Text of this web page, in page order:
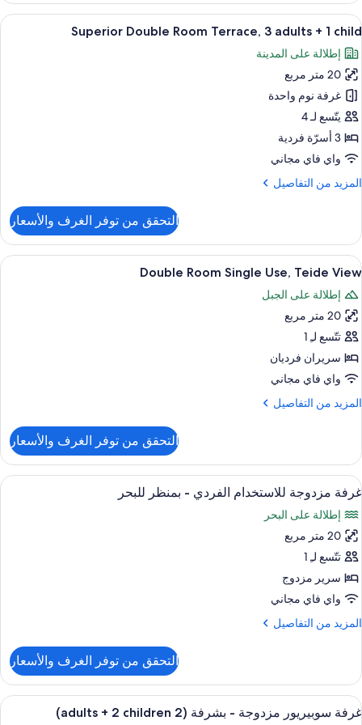
Double
Room
Use
(esquina)
استعراض
جميع
صور
Superior
Double
Room
Terrace,
3
adults
+
ميني بار وخزنة داخل الغرفة ومكتب
3
Superior Double Room Terrace, 3 adults + 1 child
إطلالة على المدينة
20 متر مربع
غرفة نوم واحدة
يتّسع لـ 4
3 أسرّة فردية
واي فاي مجاني
المزيد من التفاصيل
المزيد
Superior
Double
Room
3
adults
child
التحقق من توفر الغرف والأسعار
استعراض
جميع
صور
Double
Room
Single
Use,
Teide
View
ميني بار وخزنة داخل الغرفة ومكتب
2
Double Room Single Use, Teide View
إطلالة على الجبل
20 متر مربع
تتّسع لـِ 1
سريران فرديان
واي فاي مجاني
المزيد من التفاصيل
المزيد
Double
Room
Single
Use,
Teide
View
التحقق من توفر الغرف والأسعار
استعراض
جميع
صور
غرفة
مزدوجة
للاستخدام
الفردي
-
بمنظر
ميني بار وخزنة داخل الغرفة ومكتب
2
غرفة مزدوجة للاستخدام الفردي - بمنظر للبحر
إطلالة على البحر
20 متر مربع
تتّسع لـِ 1
سرير مزدوج
واي فاي مجاني
المزيد من التفاصيل
المزيد
غرفة
مزدوجة
للاستخدام
التحقق من توفر الغرف والأسعار
استعراض
ميني بار وخزنة داخل الغرفة ومكتب
3
غرفة سوبيريور مزدوجة - بشرفة (2 adults + 2 children)